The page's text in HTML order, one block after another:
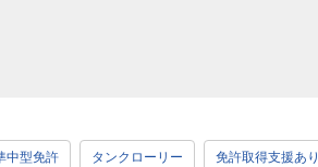
中型免許 タンクローリー 免許取得支援あり